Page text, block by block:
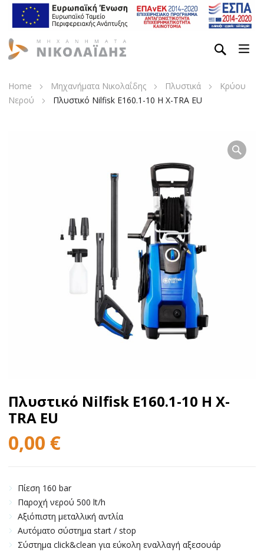
Home Μηχανήματα Νικολαΐδης Πλυστικά
Κρύου
Νερού
Πλυστικό Nilfisk E160.1-10 H X-TRA EU
Πλυστικό Nilfisk E160.1-10 H X-
TRA EU
0,00 €
Πίεση 160 bar
Παροχή νερού 500 lt/h
Αξιόπιστη μεταλλική αντλία
Αυτόματο σύστημα start / stop
Σύστημα click&clean για εύκολη εναλλαγή αξεσουάρ